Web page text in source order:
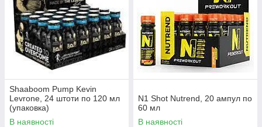
Shaaboom Pump Kevin
Levrone, 24 штоти по 120 мл
(упаковка)
В наявності
N1 Shot Nutrend, 20 ампул по
60 мл
В наявності